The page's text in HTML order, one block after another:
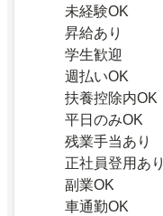
未経験OK
昇給あり
学生歓迎
週払いOK
扶養控除内OK
平日のみOK
残業手当あり
正社員登用あり
副業OK
車通勤OK